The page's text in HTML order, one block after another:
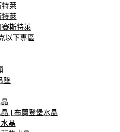
特萊
特萊
斯特萊
以下專區
墜
| 布蘭登堡水晶
晶